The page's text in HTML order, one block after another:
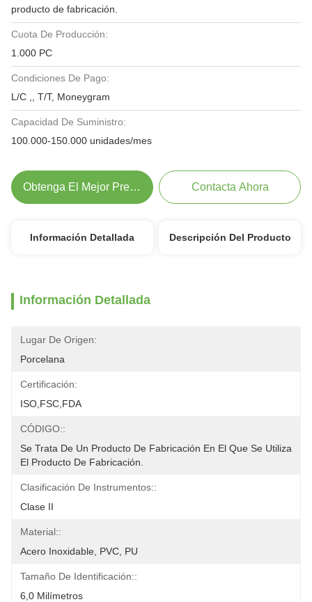
producto de fabricación.
Cuota De Producción:
1.000 PC
Condiciones De Pago:
L/C ,, T/T, Moneygram
Capacidad De Suministro:
100.000-150.000 unidades/mes
Obtenga El Mejor Precio Contacta Ahora
Información Detallada Descripción Del Producto
Información Detallada
Lugar De Origen:
Porcelana
Certificación:
ISO,FSC,FDA
CÓDIGO::
Se Trata De Un Producto De Fabricación En El Que Se Utiliza
El Producto De Fabricación.
Clasificación De Instrumentos::
Clase II
Material::
Acero Inoxidable, PVC, PU
Tamaño De Identificación::
6,0 Milímetros